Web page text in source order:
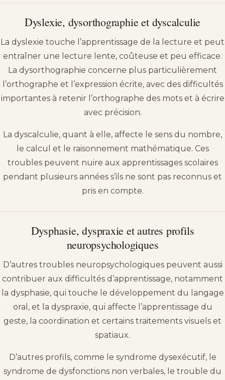
Dyslexie, dysorthographie et dyscalculie
La dyslexie touche l’apprentissage de la lecture et peut
entraîner une lecture lente, coûteuse et peu efficace.
La dysorthographie concerne plus particulièrement
l’orthographe et l’expression écrite, avec des difficultés
importantes à retenir l’orthographe des mots et à écrire
avec précision.
La dyscalculie, quant à elle, affecte le sens du nombre,
le calcul et le raisonnement mathématique. Ces
troubles peuvent nuire aux apprentissages scolaires
pendant plusieurs années s’ils ne sont pas reconnus et
pris en compte.
Dysphasie, dyspraxie et autres profils
neuropsychologiques
D’autres troubles neuropsychologiques peuvent aussi
contribuer aux difficultés d’apprentissage, notamment
la dysphasie, qui touche le développement du langage
oral, et la dyspraxie, qui affecte l’apprentissage du
geste, la coordination et certains traitements visuels et
spatiaux.
D’autres profils, comme le syndrome dysexécutif, le
syndrome de dysfonctions non verbales, le trouble du